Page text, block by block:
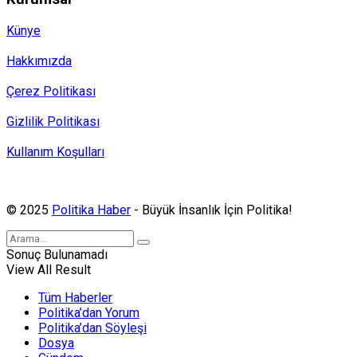
Künye
Hakkımızda
Çerez Politikası
Gizlilik Politikası
Kullanım Koşulları
© 2025 Politika Haber - Büyük İnsanlık İçin Politika!
Sonuç Bulunamadı
View All Result
Tüm Haberler
Politika’dan Yorum
Politika’dan Söyleşi
Dosya